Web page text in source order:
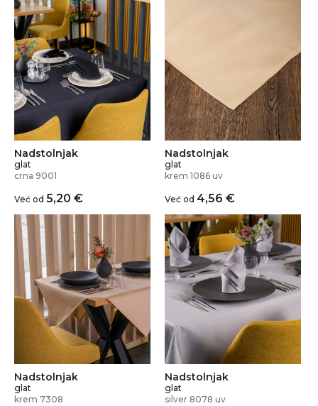
Nadstolnjak
glat
crna 9001
Već od 5,20 €
Nadstolnjak
glat
krem 1086 uv
Već od 4,56 €
Nadstolnjak
glat
krem 7308
Nadstolnjak
glat
silver 8078 uv